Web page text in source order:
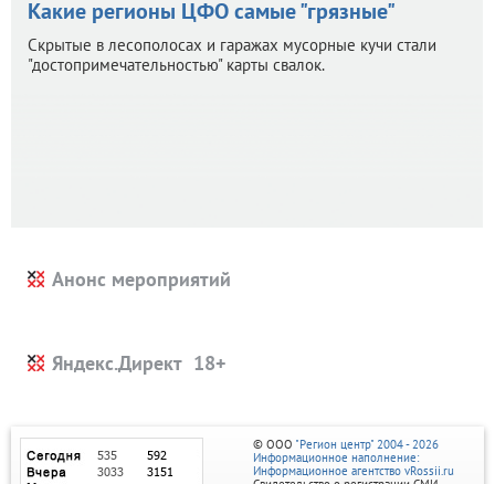
Какие регионы ЦФО самые "грязные"
Скрытые в лесополосах и гаражах мусорные кучи стали
"достопримечательностью" карты свалок.
Анонс мероприятий
Яндекс.Директ
© ООО "Регион центр" 2004 - 2026
Информационное наполнение:
Информационное агентство vRossii.ru